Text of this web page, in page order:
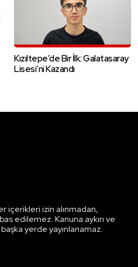
Kızıltepe’de Bir İlk: Galatasaray
Lisesi’ni Kazandı
içerikleri izin alınmadan,
edilemez. Kanuna aykırı ve
yerde yayınlanamaz.